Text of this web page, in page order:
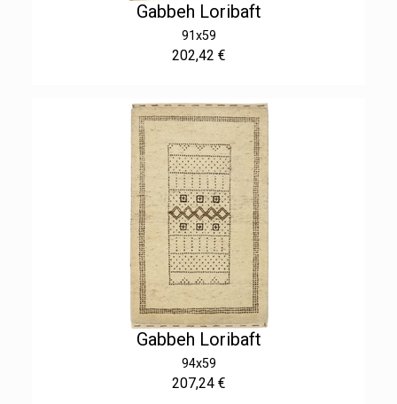
Gabbeh Loribaft
91x59
202,42 €
Gabbeh Loribaft
94x59
207,24 €